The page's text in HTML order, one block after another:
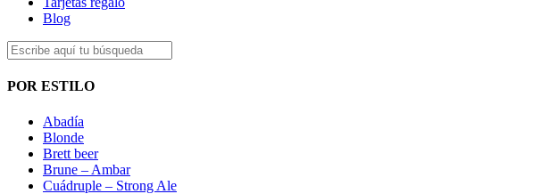
Blog
POR ESTILO
Abadía
Blonde
Brett beer
Brune – Ambar
Cuádruple – Strong Ale